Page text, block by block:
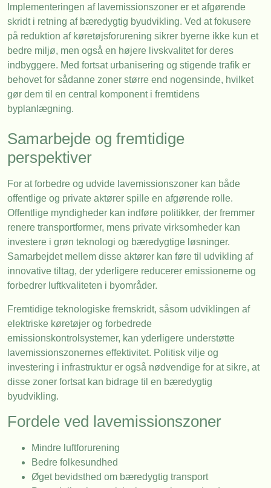
Implementeringen af lavemissionszoner er et afgørende
skridt i retning af bæredygtig byudvikling. Ved at fokusere
på reduktion af køretøjsforurening sikrer byerne ikke kun et
bedre miljø, men også en højere livskvalitet for deres
indbyggere. Med fortsat urbanisering og stigende trafik er
behovet for sådanne zoner større end nogensinde, hvilket
gør dem til en central komponent i fremtidens
byplanlægning.
Samarbejde og fremtidige
perspektiver
For at forbedre og udvide lavemissionszoner kan både
offentlige og private aktører spille en afgørende rolle.
Offentlige myndigheder kan indføre politikker, der fremmer
renere transportformer, mens private virksomheder kan
investere i grøn teknologi og bæredygtige løsninger.
Samarbejdet mellem disse aktører kan føre til udvikling af
innovative tiltag, der yderligere reducerer emissionerne og
forbedrer luftkvaliteten i byområder.
Fremtidige teknologiske fremskridt, såsom udviklingen af
elektriske køretøjer og forbedrede
emissionskontrolsystemer, kan yderligere understøtte
lavemissionszonernes effektivitet. Politisk vilje og
investering i infrastruktur er også nødvendige for at sikre, at
disse zoner fortsat kan bidrage til en bæredygtig
byudvikling.
Fordele ved lavemissionszoner
Mindre luftforurening
Bedre folkesundhed
Øget bevidsthed om bæredygtig transport